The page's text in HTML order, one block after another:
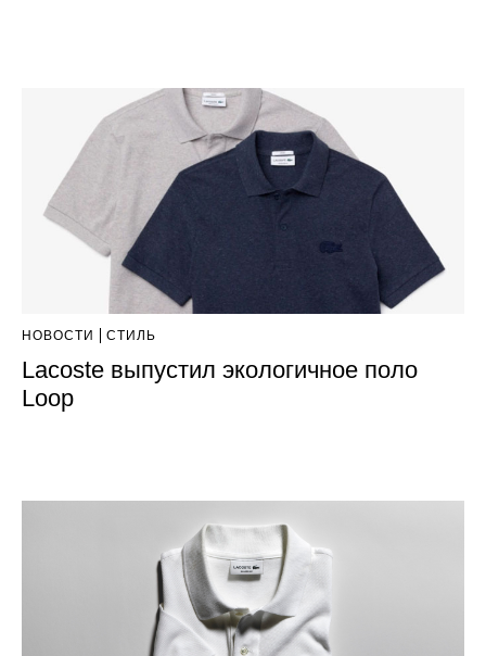
НОВОСТИ СТИЛЬ
Lacoste выпустил экологичное поло
Loop